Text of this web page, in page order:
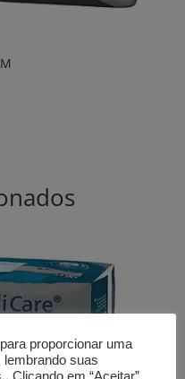
proporcionar uma
lembrando suas
Clicando em “Aceitar”,